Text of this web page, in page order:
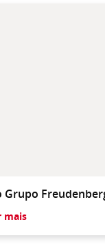
Grupo
mais